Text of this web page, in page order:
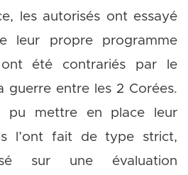
les autorisés ont essayé
leur propre programme
été contrariés par le
guerre entre les 2 Corées.
pu mettre en place leur
l’ont fait de type strict,
sur une évaluation